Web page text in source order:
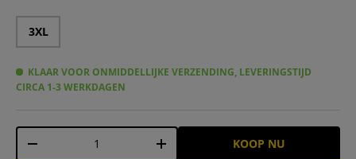
3XL
KLAAR VOOR ONMIDDELLIJKE VERZENDING, LEVERINGSTIJD
CIRCA 1-3 WERKDAGEN
Aantal
-
+ KOOP NU